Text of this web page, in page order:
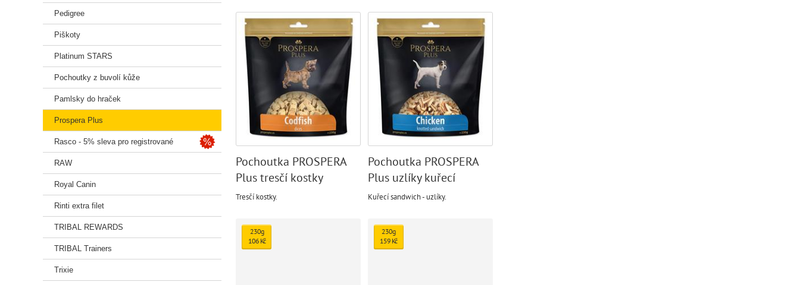
Pochoutka PROSPERA
Plus tresčí kostky
Tresčí kostky.
230g
106 Kč
Pochoutka PROSPERA
Plus uzlíky kuřecí
sandwich
Kuřecí sandwich - uzlíky.
230g
159 Kč
Pedigree
Piškoty
Platinum STARS
Pochoutky z buvolí kůže
Pamlsky do hraček
Prospera Plus
Rasco - 5% sleva pro registrované
RAW
Royal Canin
Rinti extra filet
TRIBAL REWARDS
TRIBAL Trainers
Trixie